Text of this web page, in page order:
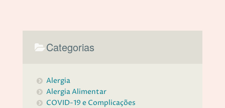
Categorias
Alergia
Alergia Alimentar
COVID-19 e Complicações